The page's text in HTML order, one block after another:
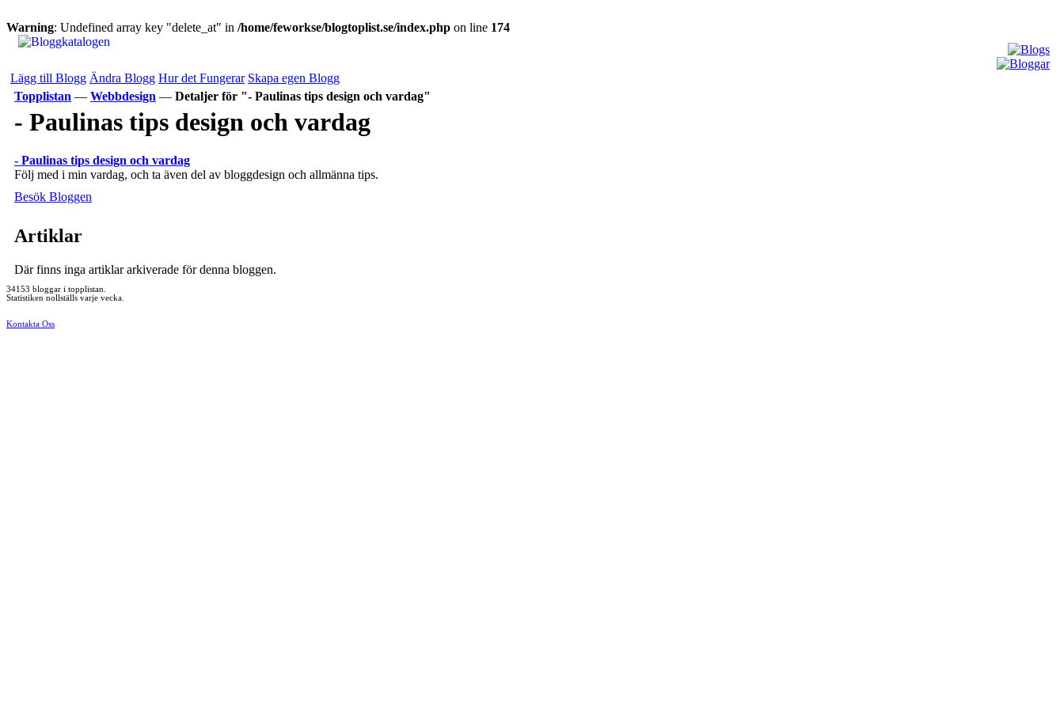
Warning: Undefined array key "delete_at" in /home/feworkse/blogtoplist.se/index.php on line 174
Lägg till Blogg Ändra Blogg Hur det Fungerar Skapa egen Blogg
Topplistan — Webbdesign — Detaljer för "- Paulinas tips design och vardag"
- Paulinas tips design och vardag
- Paulinas tips design och vardag
Följ med i min vardag, och ta även del av bloggdesign och allmänna tips.
Besök Bloggen
Artiklar
Där finns inga artiklar arkiverade för denna bloggen.
34153 bloggar i topplistan.
Statistiken nollställs varje vecka.
Kontakta Oss